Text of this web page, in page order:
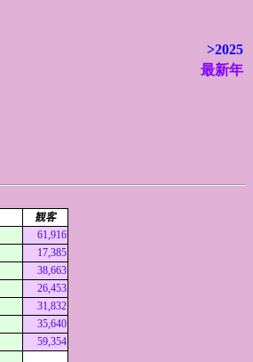
>2025
最新年
観客
61,916
17,385
38,663
26,453
31,832
35,640
59,354